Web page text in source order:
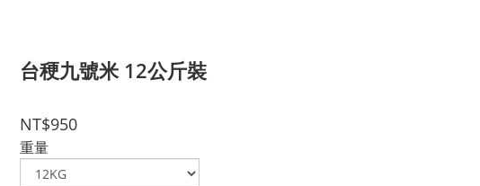
台稉九號米 12公斤裝
NT$950
重量